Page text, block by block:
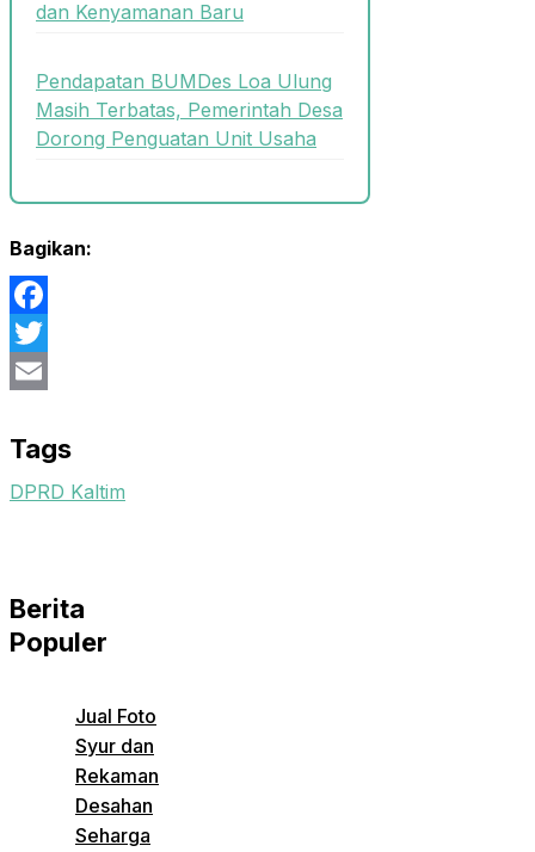
dan Kenyamanan Baru
Pendapatan BUMDes Loa Ulung
Masih Terbatas, Pemerintah Desa
Dorong Penguatan Unit Usaha
Bagikan:
Facebook
Twitter
Tags
DPRD Kaltim
Berita
Populer
Jual Foto
Syur dan
Rekaman
Desahan
Seharga